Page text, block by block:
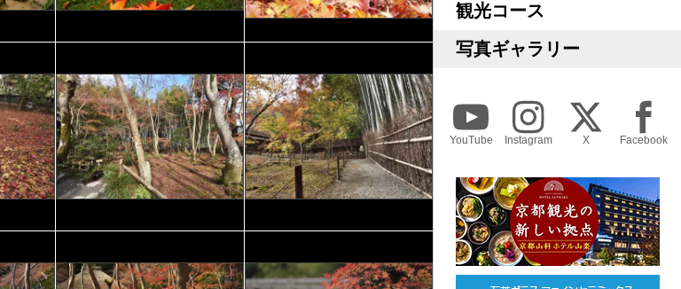
観光コース
写真ギャラリー
YouTube Instagram X Facebook